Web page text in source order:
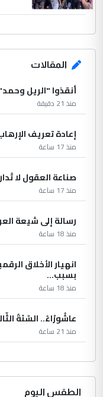
المقالات
أنقذوا "الريل
منذ 21 دقيقة
إعادة تعريف
منذ 17 ساعة
صناعة العقول لا
منذ 17 ساعة
رسالة إلى شيعة
منذ 18 ساعة
انهيار الأخلاق
بسبب...
منذ 18 ساعة
عاشُورْاءُ.. السّنَةُ
منذ 21 ساعة
الطقس اليوم